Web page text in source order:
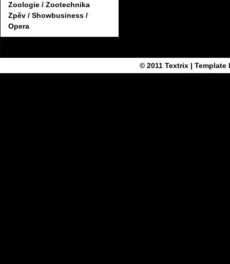
Zoologie / Zootechnika
Zpěv / Showbusiness /
Opera
© 2011 Textrix| Template